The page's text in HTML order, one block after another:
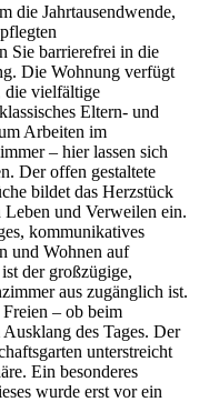
die Jahrtausendwende,
Sie barrierefrei in die
Die Wohnung verfügt
die vielfältige
Eltern- und
Arbeiten im
– hier lassen sich
Der offen gestaltete
bildet das Herzstück
Leben und Verweilen ein.
kommunikatives
und Wohnen auf
der großzügige,
aus zugänglich ist.
– ob beim
des Tages. Der
unterstreicht
Ein besonderes
wurde erst vor ein